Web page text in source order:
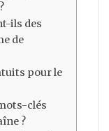
ils des
de
pour le
clés
?